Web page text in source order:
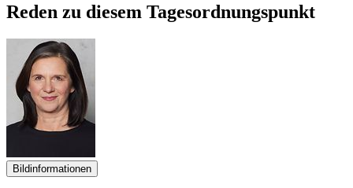
Reden zu diesem Tagesordnungspunkt
Bildinformationen